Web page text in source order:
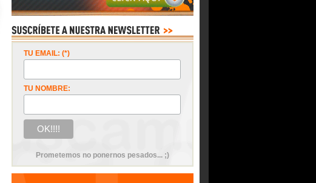
TU EMAIL: (*)
TU NOMBRE:
Prometemos no ponernos pesados... ;)